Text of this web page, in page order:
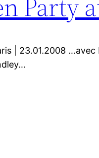
| 23.01.2008 …avec